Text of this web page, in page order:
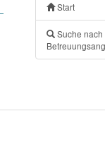
Start
Suche nach